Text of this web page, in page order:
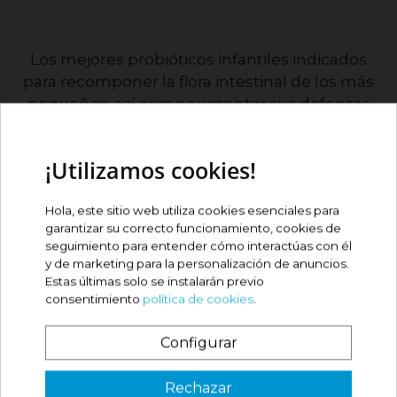
Los mejores probióticos infantiles indicados
para recomponer la flora intestinal de los más
pequeños, así como aumentar sus defensas
digestión, diarrea...
CLIENTES
4.87 / 5 de 217 opiniones
¿Es tu primera vez? ¡SORPRESA!
¡Utilizamos cookies!
Hola, este sitio web utiliza cookies esenciales para
garantizar su correcto funcionamiento, cookies de
seguimiento para entender cómo interactúas con él
y de marketing para la personalización de anuncios.
Estas últimas solo se instalarán previo
consentimiento política de cookies.
Configurar
Rechazar